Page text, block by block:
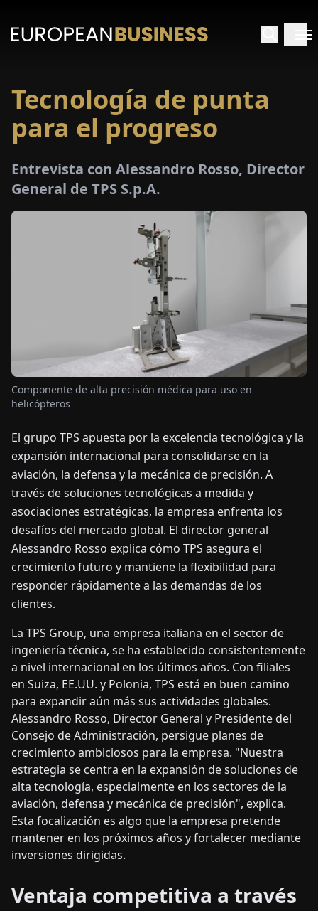
ENDEFRES ITNLPLHU
CONTÁCTENOS
Tecnología de punta
para el progreso
Entrevista con Alessandro Rosso, Director
General de TPS S.p.A.
Componente de alta precisión médica para uso en
helicópteros
El grupo TPS apuesta por la excelencia tecnológica y la
expansión internacional para consolidarse en la
aviación, la defensa y la mecánica de precisión. A
través de soluciones tecnológicas a medida y
asociaciones estratégicas, la empresa enfrenta los
desafíos del mercado global. El director general
Alessandro Rosso explica cómo TPS asegura el
crecimiento futuro y mantiene la flexibilidad para
responder rápidamente a las demandas de los
clientes.
La TPS Group, una empresa italiana en el sector de
ingeniería técnica, se ha establecido consistentemente
a nivel internacional en los últimos años. Con filiales
en Suiza, EE.UU. y Polonia, TPS está en buen camino
para expandir aún más sus actividades globales.
Alessandro Rosso, Director General y Presidente del
Consejo de Administración, persigue planes de
crecimiento ambiciosos para la empresa. "Nuestra
estrategia se centra en la expansión de soluciones de
alta tecnología, especialmente en los sectores de la
aviación, defensa y mecánica de precisión", explica.
Esta focalización es algo que la empresa pretende
mantener en los próximos años y fortalecer mediante
inversiones dirigidas.
Ventaja competitiva a través